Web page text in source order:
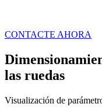
CONTACTE AHORA
las ruedas
Visualización de